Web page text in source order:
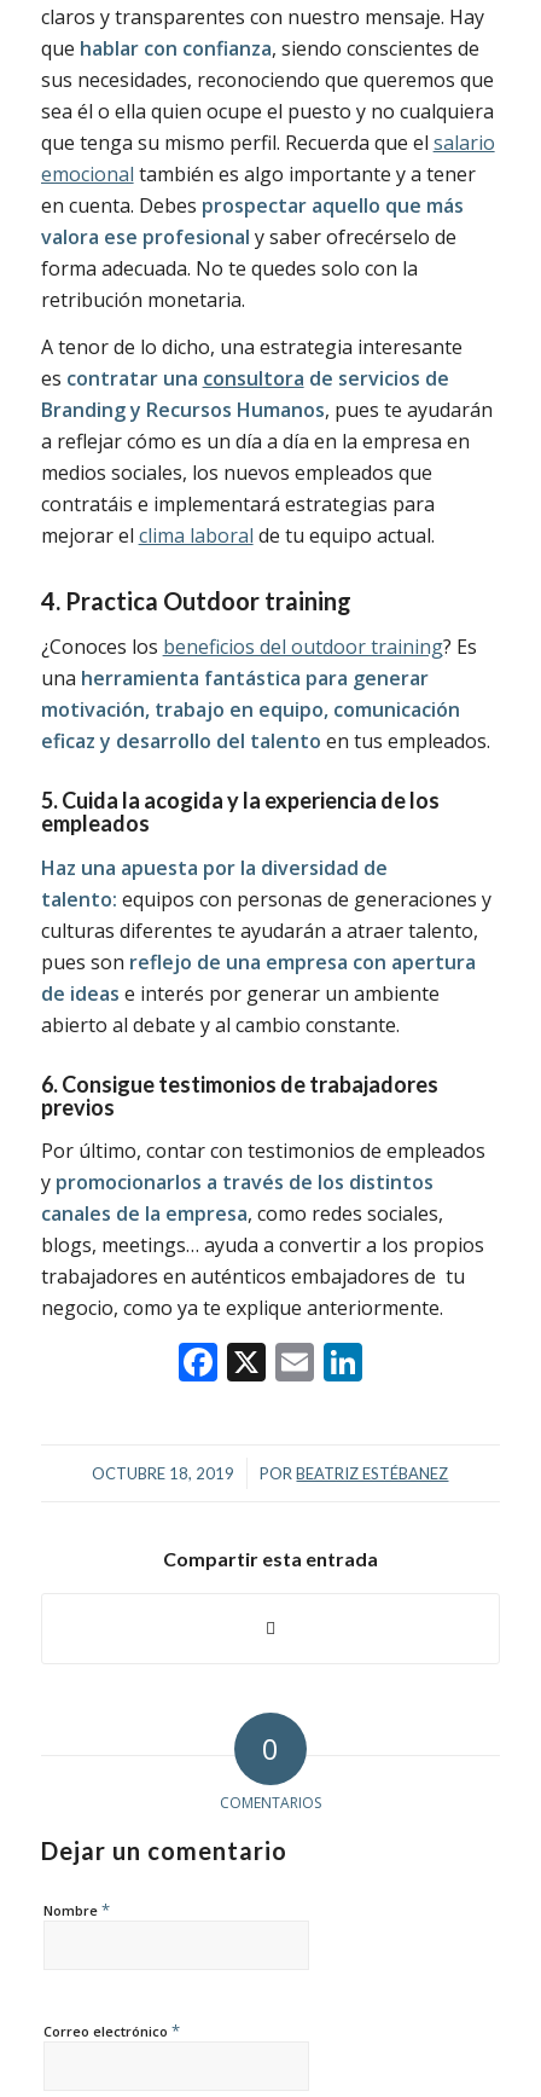
claros y transparentes con nuestro mensaje. Hay
que hablar con confianza, siendo conscientes de
sus necesidades, reconociendo que queremos que
sea él o ella quien ocupe el puesto y no cualquiera
que tenga su mismo perfil. Recuerda que el salario
emocional también es algo importante y a tener
en cuenta. Debes prospectar aquello que más
valora ese profesional y saber ofrecérselo de
forma adecuada. No te quedes solo con la
retribución monetaria.
A tenor de lo dicho, una estrategia interesante
es contratar una consultora de servicios de
Branding y Recursos Humanos, pues te ayudarán
a reflejar cómo es un día a día en la empresa en
medios sociales, los nuevos empleados que
contratáis e implementará estrategias para
mejorar el clima laboral de tu equipo actual.
4. Practica Outdoor training
¿Conoces los beneficios del outdoor training? Es
una herramienta fantástica para generar
motivación, trabajo en equipo, comunicación
eficaz y desarrollo del talento en tus empleados.
5. Cuida la acogida y la experiencia de los
empleados
Haz una apuesta por la diversidad de
talento: equipos con personas de generaciones y
culturas diferentes te ayudarán a atraer talento,
pues son reflejo de una empresa con apertura
de ideas e interés por generar un ambiente
abierto al debate y al cambio constante.
6. Consigue testimonios de trabajadores
previos
Por último, contar con testimonios de empleados
y promocionarlos a través de los distintos
canales de la empresa, como redes sociales,
blogs, meetings… ayuda a convertir a los propios
trabajadores en auténticos embajadores de tu
negocio, como ya te explique anteriormente.
Facebook
X EmailLinkedIn
OCTUBRE 18, 2019
/ PORBEATRIZ ESTÉBANEZ
Compartir esta entrada
0
COMENTARIOS
Dejar un comentario
Nombre *
Correo electrónico *